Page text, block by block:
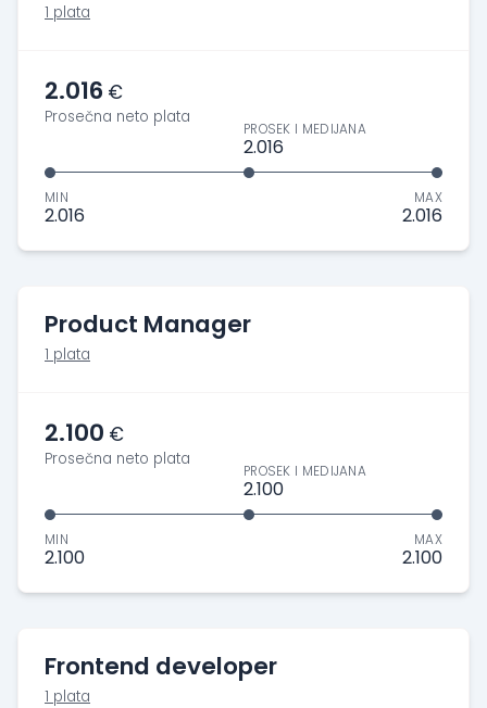
1 plata
2.016 €
Prosečna neto plata
MIN
2.016
PROSEK I MEDIJANA
2.016
MAX
2.016
Product Manager
1 plata
2.100 €
Prosečna neto plata
MIN
2.100
PROSEK I MEDIJANA
2.100
MAX
2.100
Frontend developer
1 plata